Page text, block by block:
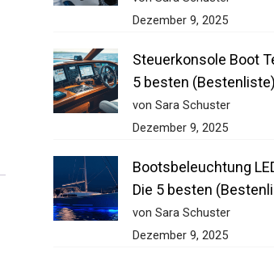
Dezember 9, 2025
Steuerkonsole Boot
5 besten (Bestenliste)
von Sara Schuster
Dezember 9, 2025
Bootsbeleuchtung
Die 5 besten
von Sara Schuster
Dezember 9, 2025